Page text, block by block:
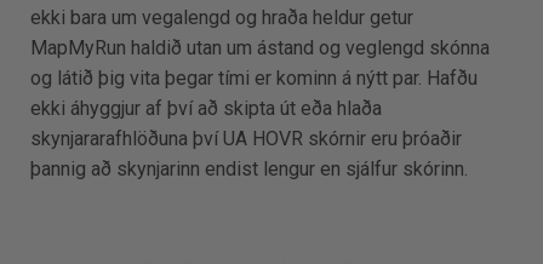
ekki bara um vegalengd og hraða heldur getur
MapMyRun haldið utan um ástand og veglengd skónna
og látið þig vita þegar tími er kominn á nýtt par. Hafðu
ekki áhyggjur af því að skipta út eða hlaða
skynjararafhlöðuna því UA HOVR skórnir eru þróaðir
þannig að skynjarinn endist lengur en sjálfur skórinn.